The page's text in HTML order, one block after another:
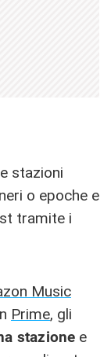
stazioni
o epoche e
tramite i
Music
Prime, gli
stazione e